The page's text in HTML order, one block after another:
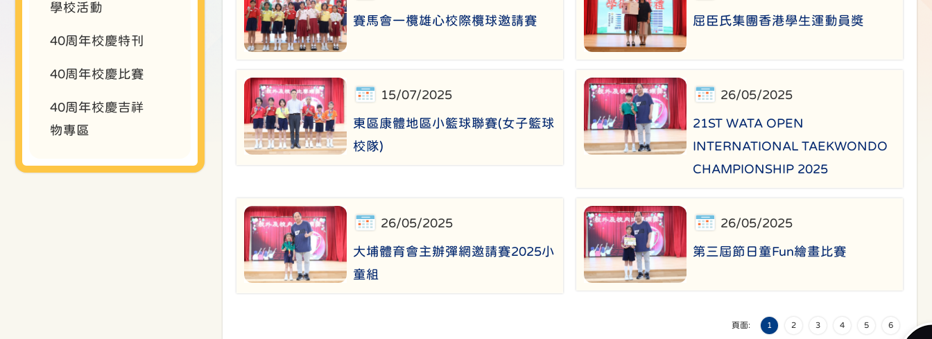
賽馬會一欖雄心校際欖球邀請賽 屈臣氏集團香港學生運動員獎
15/07/2025
東區康體地區小籃球聯賽(女子籃球
校隊)
26/05/2025
21ST WATA OPEN
INTERNATIONAL TAEKWONDO
CHAMPIONSHIP 2025
26/05/2025
大埔體育會主辦彈網邀請賽2025小
童組
26/05/2025
第三屆節日童Fun繪畫比賽
頁面: 1 2 3 4 5 6
學校活動
40周年校慶特刊
40周年校慶比賽
40周年校慶吉祥
物專區